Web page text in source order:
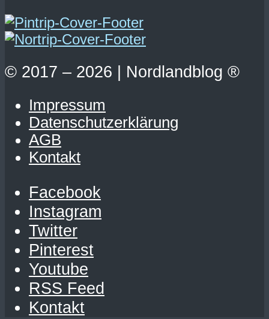
© 2017 – 2026 | Nordlandblog ®
Impressum
Datenschutzerklärung
AGB
Kontakt
Facebook
Instagram
Twitter
Pinterest
Youtube
RSS Feed
Kontakt